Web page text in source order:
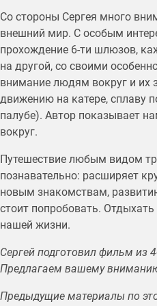
Со стороны Сергея много
внешний мир. С особым
прохождение 6-ти шлюзов,
на другой, со своими
внимание людям вокруг и их
движению на катере, сплаву
палубе). Автор показывает
вокруг.
Путешествие любым видом
познавательно: расширяет
новым знакомствам,
стоит попробовать.
нашей жизни.
Сергей подготовил фильм из
Предлагаем вашему
Предыдущие материалы по